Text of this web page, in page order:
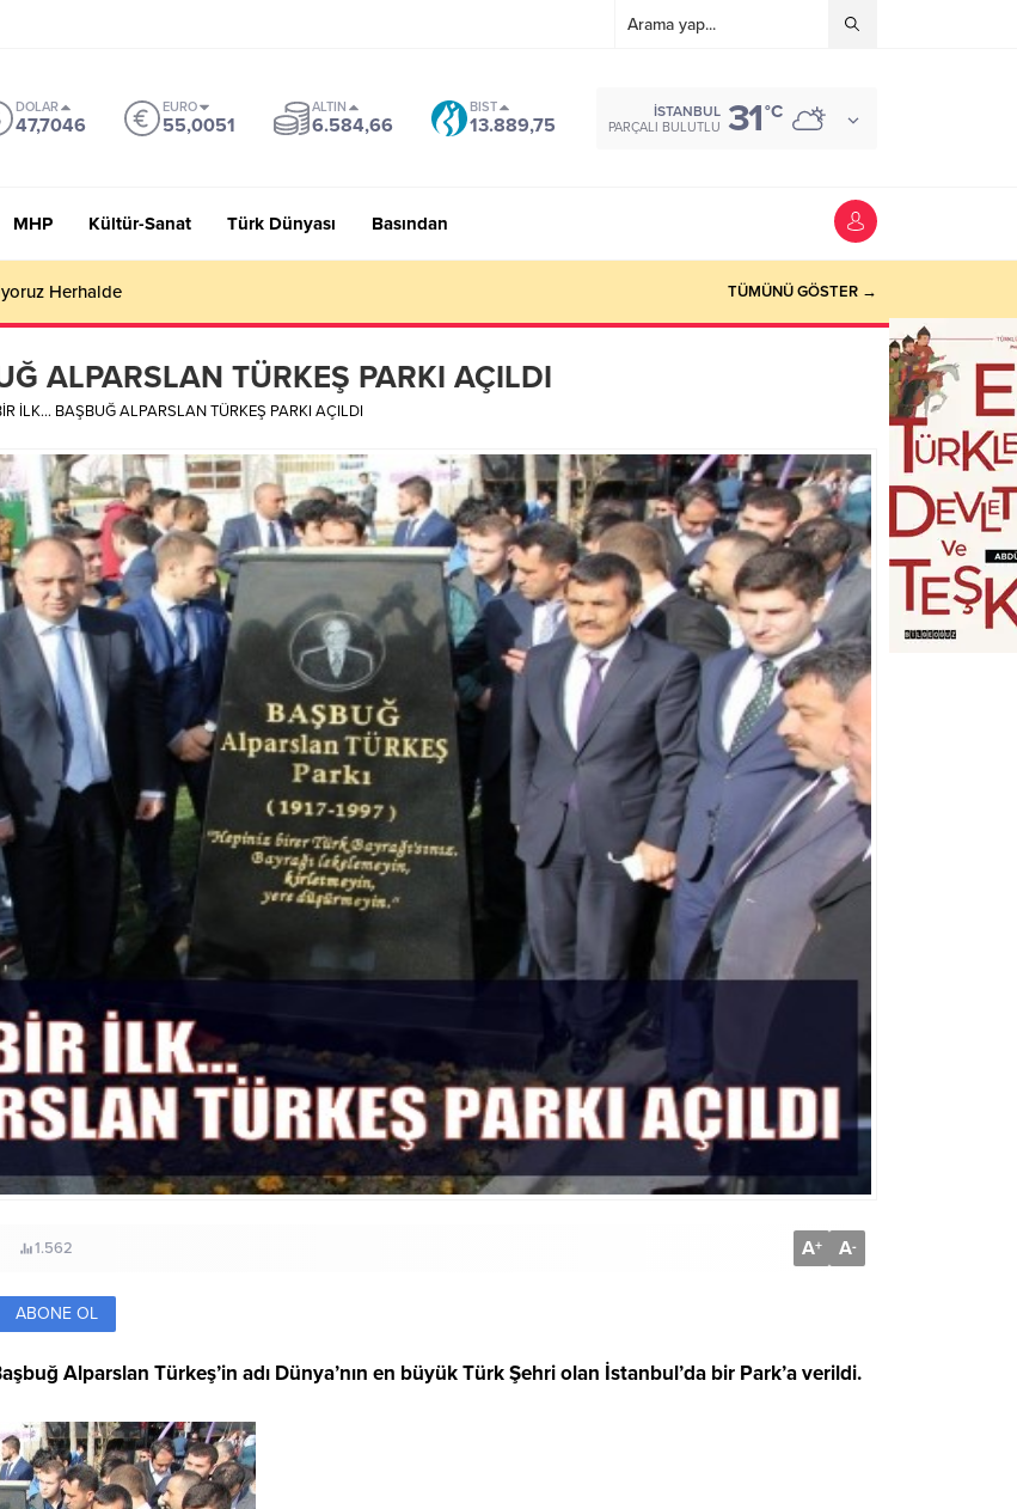
DOLAR
47,7046
EURO
55,0051
ALTIN
6.584,66
BIST
13.889,75
İSTANBUL
PARÇALI BULUTLU 31°C
MHP Kültür-Sanat Türk Dünyası Basından
Herhalde TÜMÜNÜ GÖSTER →
ALPARSLAN TÜRKEŞ PARKI AÇILDI
İLK… BAŞBUĞ ALPARSLAN TÜRKEŞ PARKI AÇILDI
1.562 A+ A-
ABONE OL
Alparslan Türkeş’in adı Dünya’nın en büyük Türk Şehri olan İstanbul’da bir Park’a verildi.